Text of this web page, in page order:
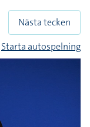
Nästa tecken
Starta autospelning